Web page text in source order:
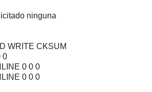
ninguna
WRITE CKSUM
0
0 0 0
0 0 0